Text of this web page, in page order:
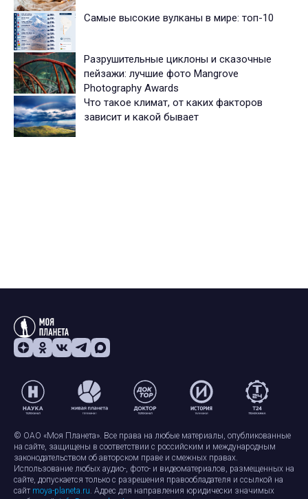
Самые высокие вулканы в мире: топ-10
Разрушительные циклоны и сказочные
пейзажи: лучшие фото Mangrove
Photography Awards
Что такое климат, от каких факторов
зависит и какой бывает
© ОАО «Моя Планета». Все права на любые материалы, опубликованные
на сайте, защищены в соответствии с российским и международным
законодательством об авторском праве и смежных правах.
Использование любых аудио-, фото- и видеоматериалов, размещенных на
сайте, допускается только с разрешения правообладателя и ссылкой на
сайт moya-planeta.ru. Адрес для направления юридически значимых